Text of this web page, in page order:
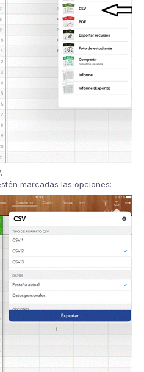
marcadas las opciones: